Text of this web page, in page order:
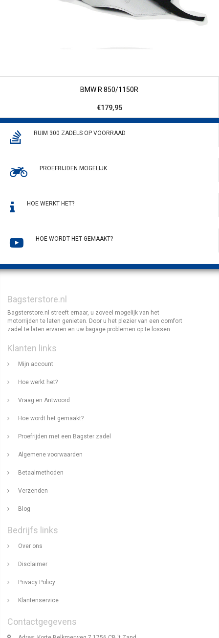
BMW R 850/1150R
€179,95
RUIM 300 ZADELS OP VOORRAAD
PROEFRIJDEN MOGELIJK
HOE WERKT HET?
HOE WORDT HET GEMAAKT?
Bagsterstore.nl
Bagsterstore.nl streeft ernaar, u zoveel mogelijk van het
motorrijden te laten genieten. Door u het plezier van een comfort
zadel te laten ervaren en uw bagage problemen op te lossen.
Klanten links
Mijn account
Hoe werkt het?
Vraag en Antwoord
Hoe wordt het gemaakt?
Proefrijden met een Bagster zadel
Algemene voorwaarden
Betaalmethoden
Verzenden
Blog
Bedrijfs links
Over ons
Disclaimer
Privacy Policy
Klantenservice
Contactgegevens